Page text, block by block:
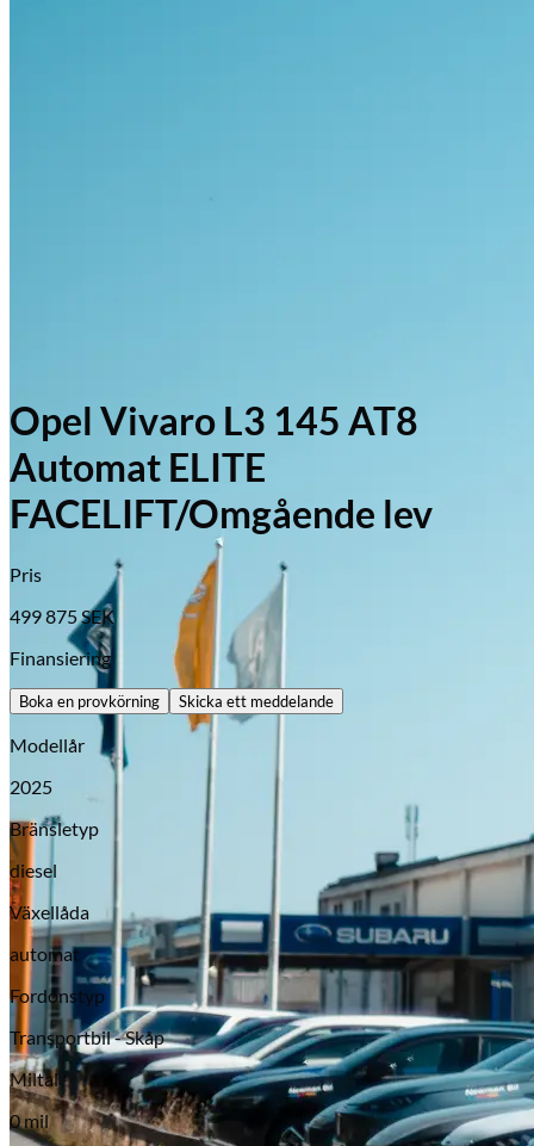
Opel
Serviceverkstad
Opel Vivaro L3 145 AT8
Automat ELITE
FACELIFT/Omgående lev
Pris
499 875SEK
Finansiering
Boka en provkörning Skicka ett meddelande
Modellår
2025
Bränsletyp
diesel
Växellåda
automat
Fordonstyp
Transportbil - Skåp
Miltal
0 mil